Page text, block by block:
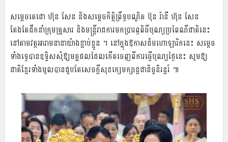
សម្តេចតេជោ ហ៊ុន សែន និងសម្តេចកិត្តិព្រឹទ្ធបណ្ឌិត ប៊ុន រ៉ានី ហ៊ុន សែន
តែងតែដឹកនាំក្រុមគ្រួសារ និងមន្ត្រីរាជការមកប្រារព្ធពិធីបុណ្យប្រពៃណីជាតិនេះ
នៅតាមវត្តអារាមនានាយ៉ាងខ្ជាប់ខ្ជួន ។ នៅក្នុងឱកាសដ៏មហោឡារិកនេះ សម្តេច
ទាំងទ្វេបានឧទ្ទិសសុំឱ្យមគ្គផលដែលកើតចេញពីការធ្វើបុណ្យថ្ងៃនេះ សូមឱ្យ
ជាតិខ្មែរទាំងមូលបានជួបតែសេចក្តីសុខក្សេមក្សាន្តជានិច្ចនិរន្តរ៍ ៕